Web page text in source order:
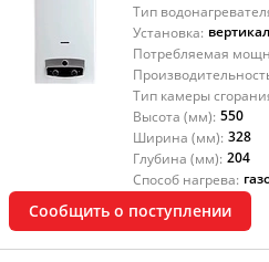
Тип
Установка:
Потребляемая
Тип камеры
Высота (мм): 550
Ширина (мм): 328
Глубина (мм): 204
Способ нагрева:
Сообщить о поступлении